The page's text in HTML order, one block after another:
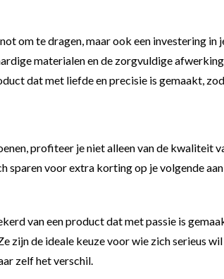
om te dragen, maar ook een investering
materialen en de zorgvuldige
dat met liefde en precisie is gemaakt,
profiteer je niet alleen van de
sparen voor extra korting op je volgende
van een product dat met passie is
zijn de ideale keuze voor wie zich serieus
zelf het verschil.